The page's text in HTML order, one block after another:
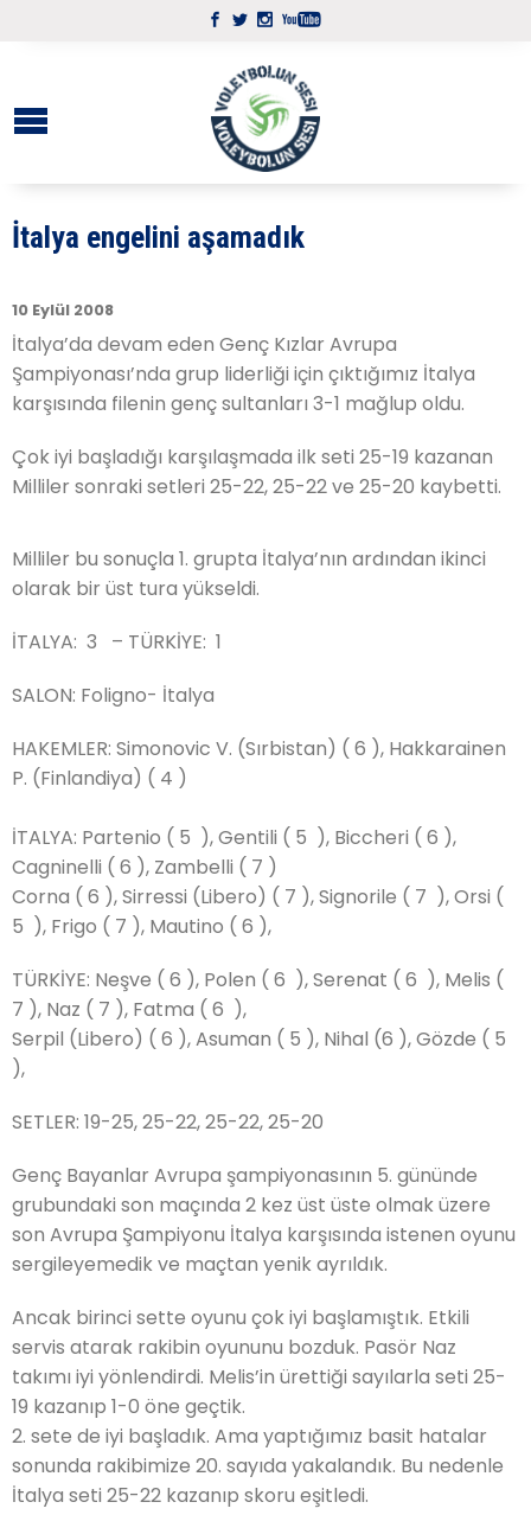
İtalya engelini aşamadık
10 Eylül 2008
İtalya’da devam eden Genç Kızlar Avrupa
Şampiyonası’nda grup liderliği için çıktığımız İtalya
karşısında filenin genç sultanları 3-1 mağlup oldu.
Çok iyi başladığı karşılaşmada ilk seti 25-19 kazanan
Milliler sonraki setleri 25-22, 25-22 ve 25-20 kaybetti.
Milliler bu sonuçla 1. grupta İtalya’nın ardından ikinci
olarak bir üst tura yükseldi.
İTALYA: 3 – TÜRKİYE: 1
SALON: Foligno- İtalya
HAKEMLER: Simonovic V. (Sırbistan) ( 6 ), Hakkarainen
P. (Finlandiya) ( 4 )
İTALYA: Partenio ( 5 ), Gentili ( 5 ), Biccheri ( 6 ),
Cagninelli ( 6 ), Zambelli ( 7 )
Corna ( 6 ), Sirressi (Libero) ( 7 ), Signorile ( 7 ), Orsi (
5 ), Frigo ( 7 ), Mautino ( 6 ),
TÜRKİYE: Neşve ( 6 ), Polen ( 6 ), Serenat ( 6 ), Melis (
7 ), Naz ( 7 ), Fatma ( 6 ),
Serpil (Libero) ( 6 ), Asuman ( 5 ), Nihal (6 ), Gözde ( 5
),
SETLER: 19-25, 25-22, 25-22, 25-20
Genç Bayanlar Avrupa şampiyonasının 5. gününde
grubundaki son maçında 2 kez üst üste olmak üzere
son Avrupa Şampiyonu İtalya karşısında istenen oyunu
sergileyemedik ve maçtan yenik ayrıldık.
Ancak birinci sette oyunu çok iyi başlamıştık. Etkili
servis atarak rakibin oyununu bozduk. Pasör Naz
takımı iyi yönlendirdi. Melis’in ürettiği sayılarla seti 25-
19 kazanıp 1-0 öne geçtik.
2. sete de iyi başladık. Ama yaptığımız basit hatalar
sonunda rakibimize 20. sayıda yakalandık. Bu nedenle
İtalya seti 25-22 kazanıp skoru eşitledi.